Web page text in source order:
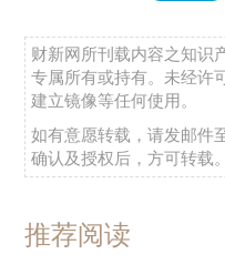
财新网所刊载内容之知识
专属所有或持有。未经许
建立镜像等任何使用。
如有意愿转载，请发邮件
确认及授权后，方可转载。
推荐阅读